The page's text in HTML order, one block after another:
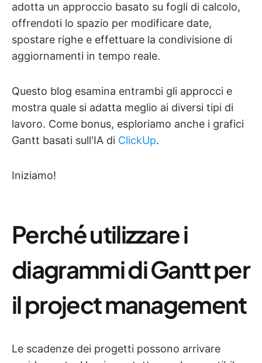
adotta un approccio basato su fogli di calcolo,
offrendoti lo spazio per modificare date,
spostare righe e effettuare la condivisione di
aggiornamenti in tempo reale.
Questo blog esamina entrambi gli approcci e
mostra quale si adatta meglio ai diversi tipi di
lavoro. Come bonus, esploriamo anche i grafici
Gantt basati sull'IA di ClickUp.
Iniziamo!
Perché utilizzare i
diagrammi di Gantt per
il project management
Le scadenze dei progetti possono arrivare